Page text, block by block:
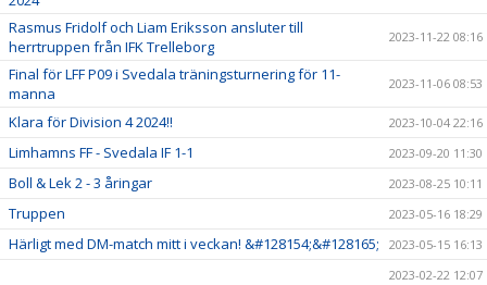
Rasmus Fridolf och Liam Eriksson ansluter till
herrtruppen från IFK Trelleborg
2023-11-22 08:16
Final för LFF P09 i Svedala träningsturnering för 11-
manna
2023-11-06 08:53
Klara för Division 4 2024!! 2023-10-04 22:16
Limhamns FF - Svedala IF 1-1 2023-09-20 11:30
Boll & Lek 2 - 3 åringar 2023-08-25 10:11
Truppen 2023-05-16 18:29
Härligt med DM-match mitt i veckan! &#128154;&#128165;
2023-05-15 16:13
2023-02-22 12:07